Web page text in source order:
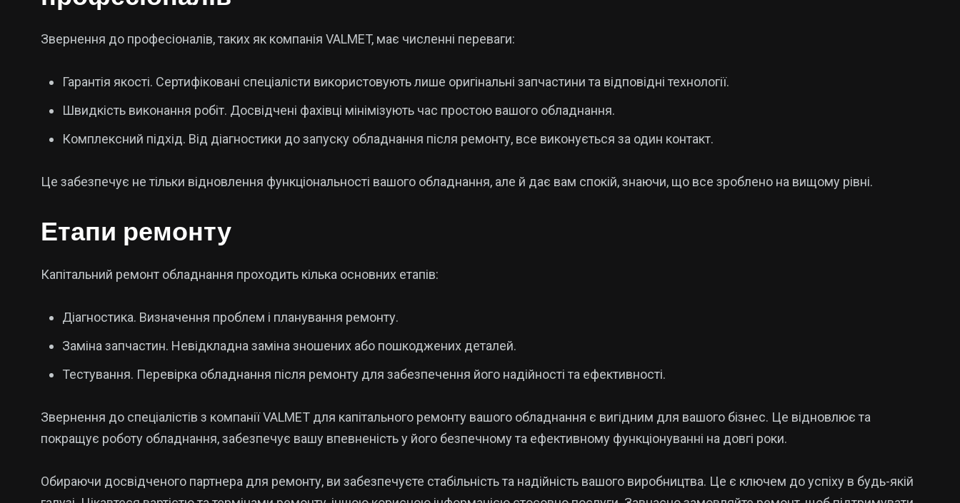
Звернення до професіоналів, таких як компанія VALMET, має численні переваги:
Гарантія якості. Сертифіковані спеціалісти використовують лише оригінальні запчастини та відповідні технології.
Швидкість виконання робіт. Досвідчені фахівці мінімізують час простою вашого обладнання.
Комплексний підхід. Від діагностики до запуску обладнання після ремонту, все виконується за один контакт.
Це забезпечує не тільки відновлення функціональності вашого обладнання, але й дає вам спокій, знаючи, що все зроблено на вищому рівні.
Етапи ремонту
Капітальний ремонт обладнання проходить кілька основних етапів:
Діагностика. Визначення проблем і планування ремонту.
Заміна запчастин. Невідкладна заміна зношених або пошкоджених деталей.
Тестування. Перевірка обладнання після ремонту для забезпечення його надійності та ефективності.
Звернення до спеціалістів з компанії VALMET для капітального ремонту вашого обладнання є вигідним для вашого бізнес. Це відновлює та
покращує роботу обладнання, забезпечує вашу впевненість у його безпечному та ефективному функціонуванні на довгі роки.
Обираючи досвідченого партнера для ремонту, ви забезпечуєте стабільність та надійність вашого виробництва. Це є ключем до успіху в будь-якій